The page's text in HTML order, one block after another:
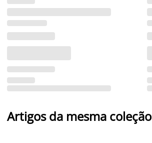
Artigos da mesma coleção